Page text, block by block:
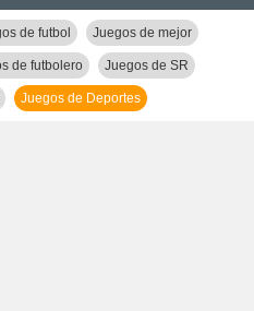
de futbol Juegos de mejor
de futbolero Juegos de SR
Juegos de Deportes